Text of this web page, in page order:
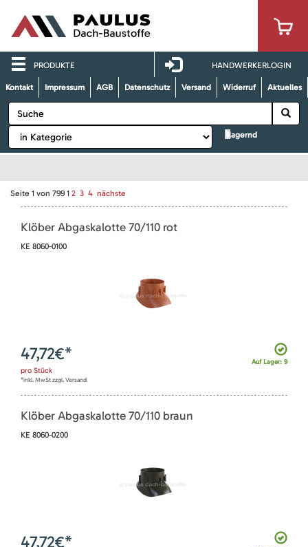
PRODUKTE HANDWERKERLOGIN
Kontakt Impressum AGB Datenschutz Versand Widerruf Aktuelles
lagernd
Seite 1 von 799 1 2 3 4 nächste
Klöber Abgaskalotte 70/110 rot
KE 8060-0100
Auf Lager: 9
47,72€*
pro Stück
*inkl. MwSt zzgl. Versand
Klöber Abgaskalotte 70/110 braun
KE 8060-0200
47,72€*